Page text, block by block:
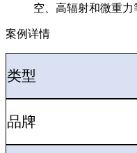
空、高辐射和微重力
案例详情
类型
品牌